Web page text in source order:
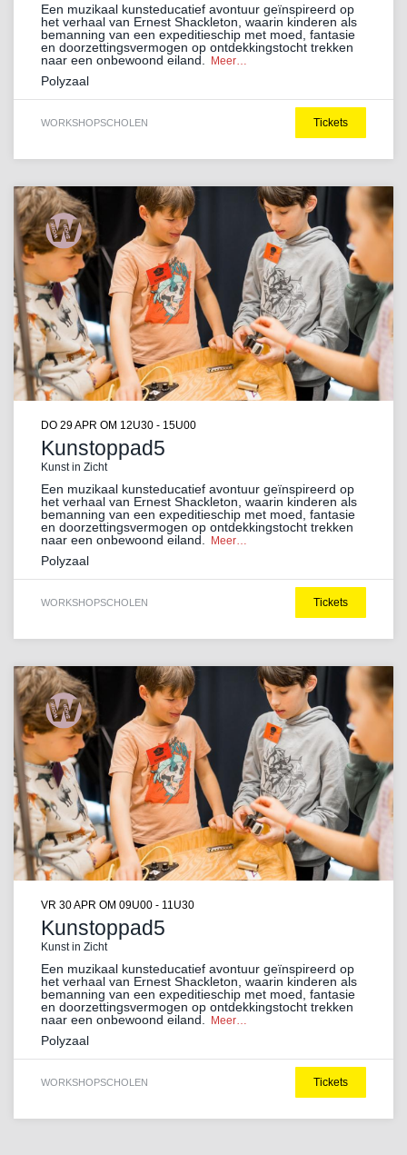
Een muzikaal kunsteducatief avontuur geïnspireerd op
het verhaal van Ernest Shackleton, waarin kinderen als
bemanning van een expeditieschip met moed, fantasie
en doorzettingsvermogen op ontdekkingstocht trekken
naar een onbewoond eiland.
Meer…
Polyzaal
WORKSHOPSCHOLEN Tickets
Kunstoppad5
Kunst in Zicht
DO 29 APR OM 12U30 - 15U00
Een muzikaal kunsteducatief avontuur geïnspireerd op
het verhaal van Ernest Shackleton, waarin kinderen als
bemanning van een expeditieschip met moed, fantasie
en doorzettingsvermogen op ontdekkingstocht trekken
naar een onbewoond eiland.
Meer…
Polyzaal
WORKSHOPSCHOLEN Tickets
Kunstoppad5
Kunst in Zicht
VR 30 APR OM 09U00 - 11U30
Een muzikaal kunsteducatief avontuur geïnspireerd op
het verhaal van Ernest Shackleton, waarin kinderen als
bemanning van een expeditieschip met moed, fantasie
en doorzettingsvermogen op ontdekkingstocht trekken
naar een onbewoond eiland.
Meer…
Polyzaal
WORKSHOPSCHOLEN Tickets